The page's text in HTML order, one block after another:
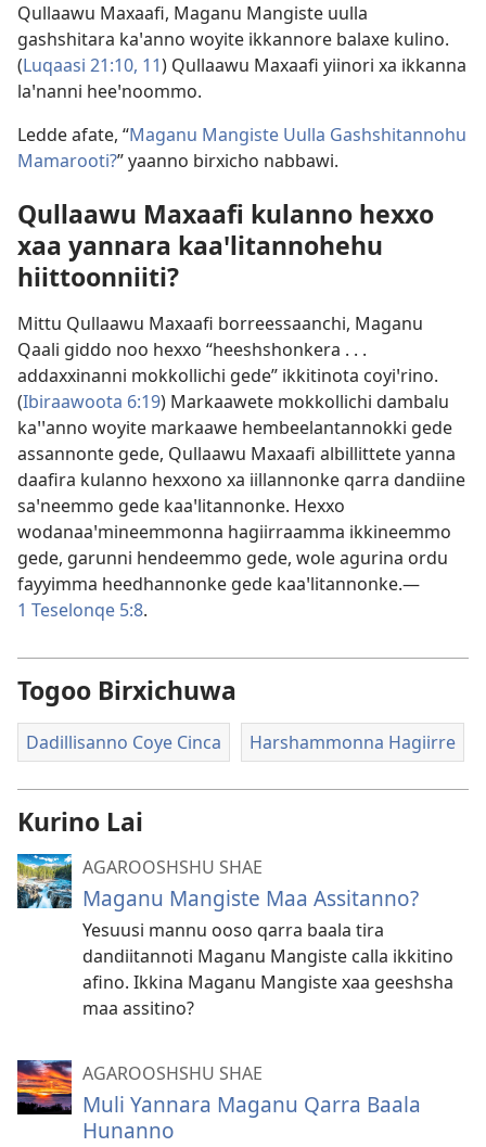
Qullaawu Maxaafi, Maganu Mangiste uulla
gashshitara kaꞌanno woyite ikkannore balaxe kulino.
(Luqaasi 21:10, 11) Qullaawu Maxaafi yiinori xa ikkanna
laꞌnanni heeꞌnoommo.
Ledde afate, “Maganu Mangiste Uulla Gashshitannohu
Mamarooti?” yaanno birxicho nabbawi.
Qullaawu Maxaafi kulanno hexxo
xaa yannara kaaꞌlitannohehu
hiittoonniiti?
Mittu Qullaawu Maxaafi borreessaanchi, Maganu
Qaali giddo noo hexxo “heeshshonkera . . .
addaxxinanni mokkollichi gede” ikkitinota coyiꞌrino.
(Ibiraawoota 6:19) Markaawete mokkollichi dambalu
kaꞌꞌanno woyite markaawe hembeelantannokki gede
assannonte gede, Qullaawu Maxaafi albillittete yanna
daafira kulanno hexxono xa iillannonke qarra dandiine
saꞌneemmo gede kaaꞌlitannonke. Hexxo
wodanaaꞌmineemmonna hagiirraamma ikkineemmo
gede, garunni hendeemmo gede, wole agurina ordu
fayyimma heedhannonke gede kaaꞌlitannonke.—
1 Teselonqe 5:8.
Togoo Birxichuwa
Dadillisanno Coye Cinca Harshammonna Hagiirre
Kurino Lai
AGAROOSHSHU SHAE
Maganu Mangiste Maa Assitanno?
Yesuusi mannu ooso qarra baala tira
dandiitannoti Maganu Mangiste calla ikkitino
afino. Ikkina Maganu Mangiste xaa geeshsha
maa assitino?
AGAROOSHSHU SHAE
Muli Yannara Maganu Qarra Baala
Hunanno